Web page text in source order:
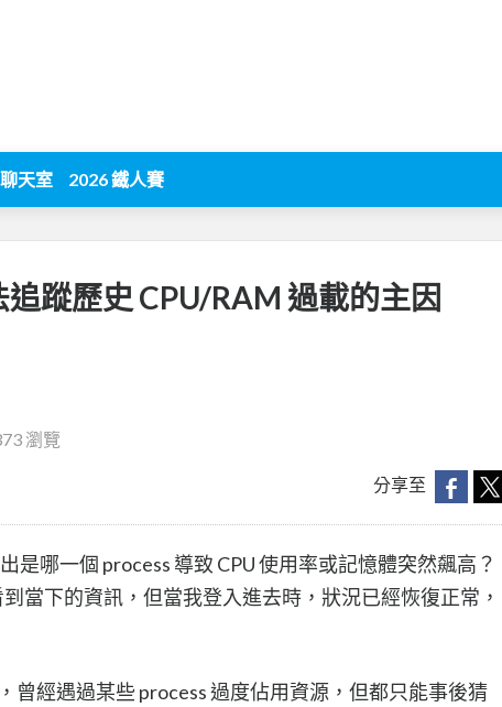
聊天室 2026 鐵人賽
蹤歷史 CPU/RAM 過載的主因
瀏覽
分享至
是哪一個 process 導致 CPU 使用率或記憶體突然飆高？
當下的資訊，但當我登入進去時，狀況已經恢復正常，
曾經遇過某些 process 過度佔用資源，但都只能事後猜